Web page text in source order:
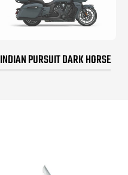
INDIAN PURSUIT DARK HORSE